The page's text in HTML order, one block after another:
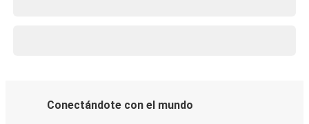
Conectándote con el mundo